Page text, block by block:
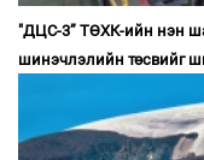
"ДЦС-3” ТӨХК-ийн нэн
шинэчлэлийн төсвийг